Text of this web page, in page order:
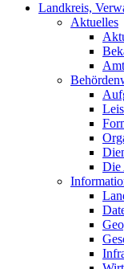
Landkreis,
Aktuelles
Die